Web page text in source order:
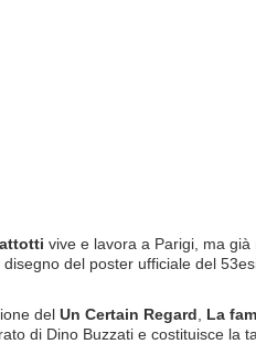
vive e lavora a Parigi, ma
del poster ufficiale del
del Un Certain Regard La
di Dino Buzzati e costituisce la